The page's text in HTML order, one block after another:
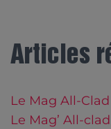
Articles
Le Mag All-
Le Mag’ All-